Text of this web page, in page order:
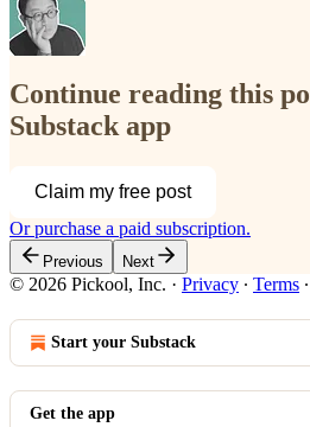
Continue reading this
Substack app
Claim my free post
Or purchase a paid subscription.
Previous Next
© 2026 Pickool, Inc. · Privacy ∙ Terms ∙
Start your Substack
Get the app